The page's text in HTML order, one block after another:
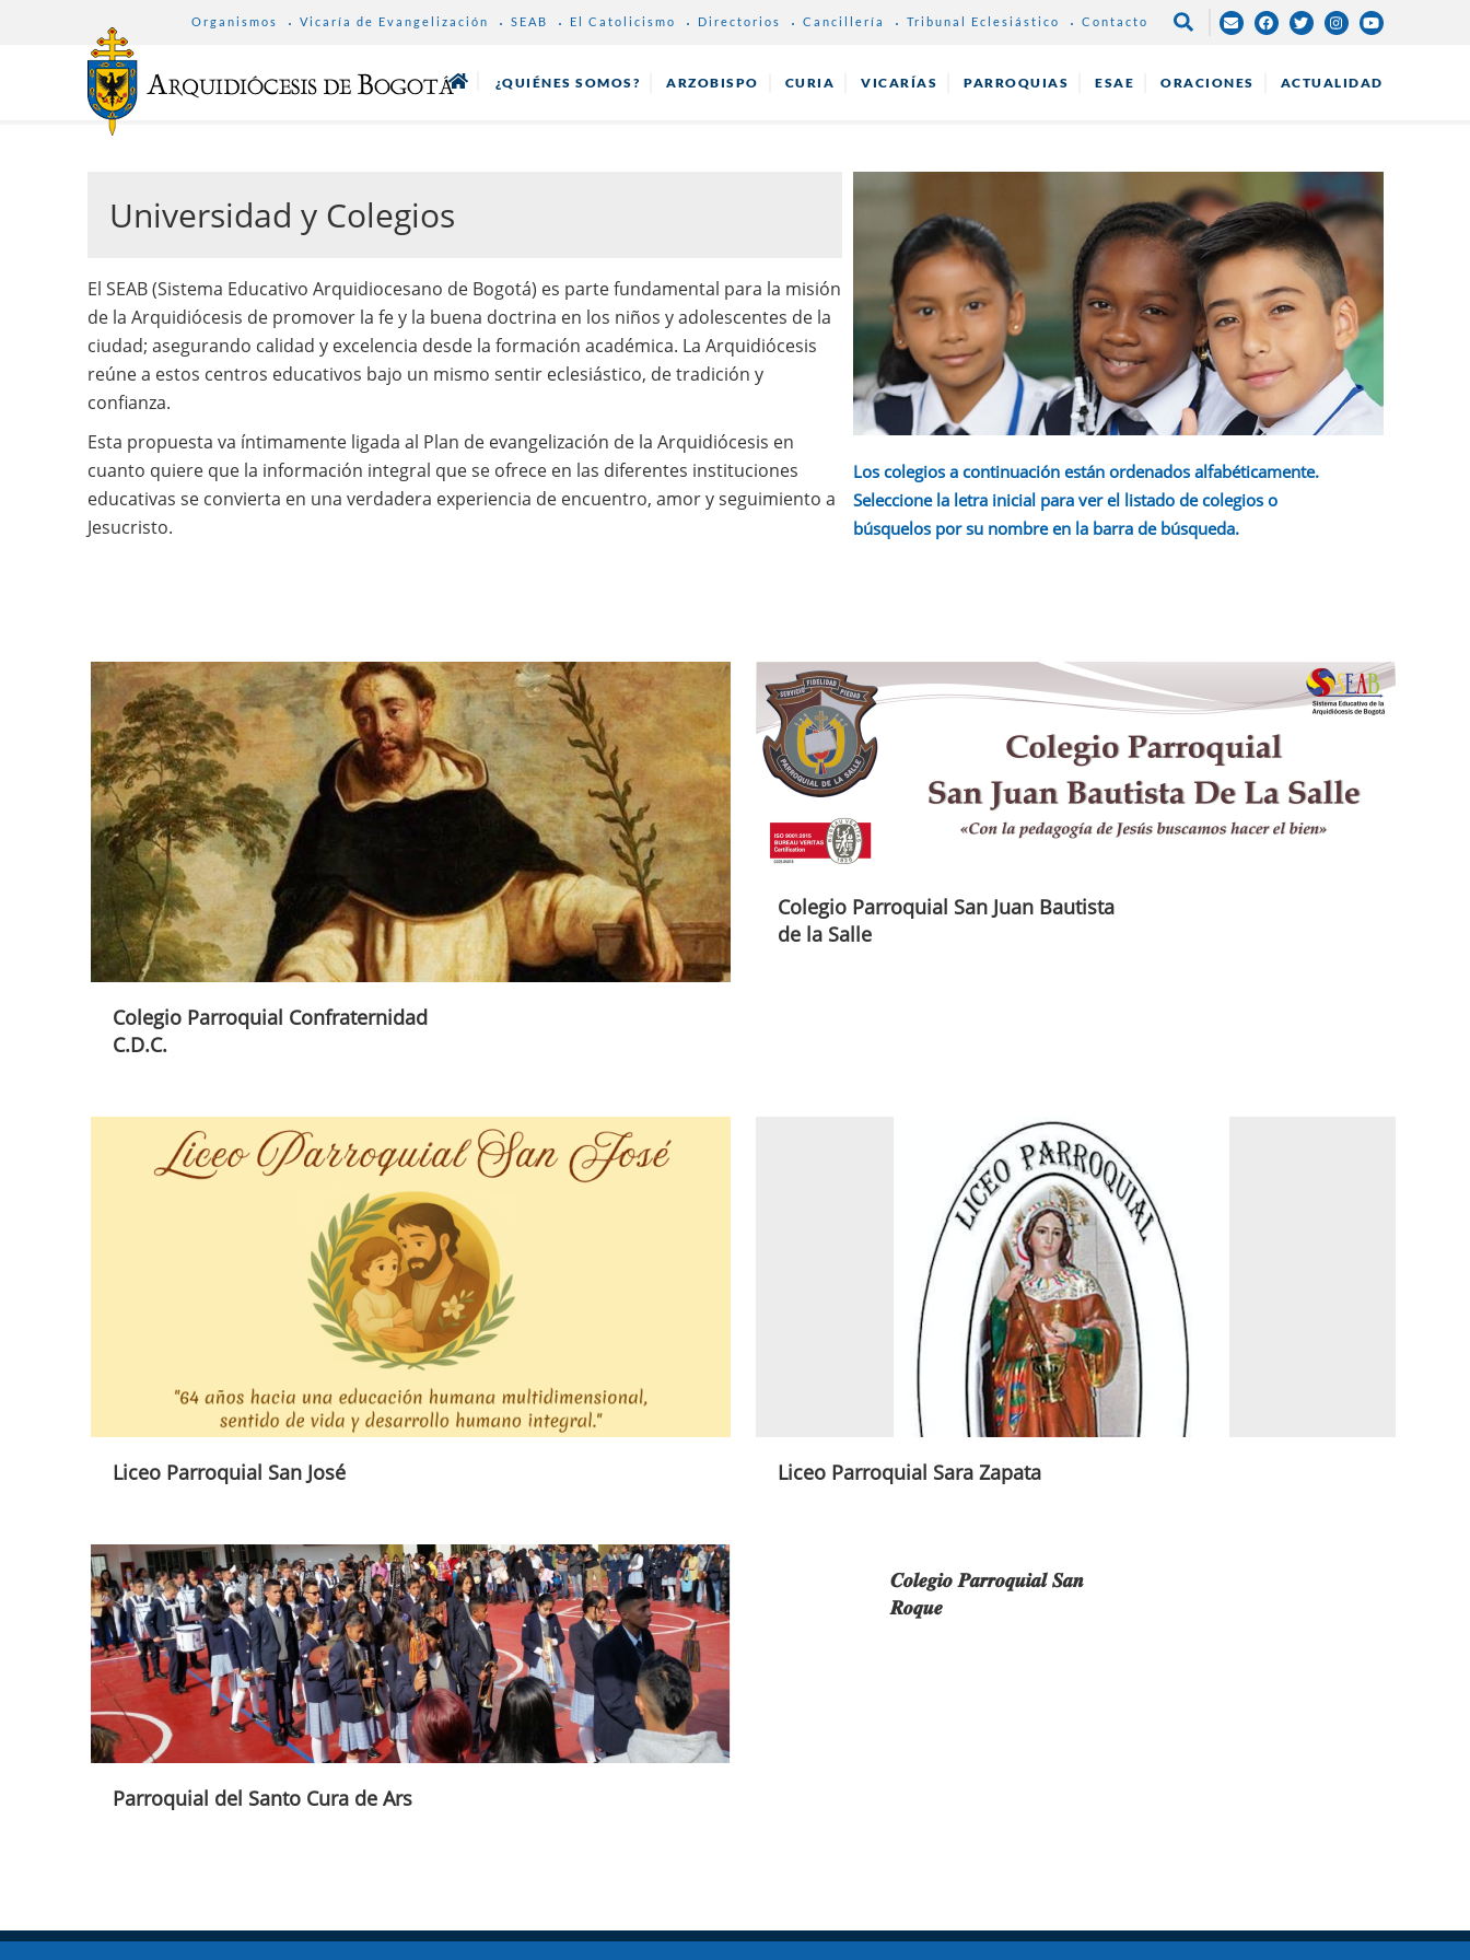
MENU
Organismos Vicaría de Evangelización SEAB El Catolicismo Directorios Cancillería Tribunal Eclesiástico Contacto
¿QUIÉNES SOMOS? ARZOBISPO CURIA VICARÍAS PARROQUIAS ESAE ORACIONES ACTUALIDAD
Universidad y Colegios
El SEAB (Sistema Educativo Arquidiocesano de Bogotá) es parte fundamental para la misión
de la Arquidiócesis de promover la fe y la buena doctrina en los niños y adolescentes de la
ciudad; asegurando calidad y excelencia desde la formación académica. La Arquidiócesis
reúne a estos centros educativos bajo un mismo sentir eclesiástico, de tradición y
confianza.
Esta propuesta va íntimamente ligada al Plan de evangelización de la Arquidiócesis en
cuanto quiere que la información integral que se ofrece en las diferentes instituciones
educativas se convierta en una verdadera experiencia de encuentro, amor y seguimiento a
Jesucristo.
Los colegios a continuación están ordenados alfabéticamente.
Seleccione la letra inicial para ver el listado de colegios o
búsquelos por su nombre en la barra de búsqueda.
Colegio Parroquial Confraternidad
C.D.C.
Colegio Parroquial San Juan Bautista
de la Salle
Liceo Parroquial San José Liceo Parroquial Sara Zapata
Parroquial del Santo Cura de Ars
𝑪𝒐𝒍𝒆𝒈𝒊𝒐 𝑷𝒂𝒓𝒓𝒐𝒒𝒖𝒊𝒂𝒍 𝑺𝒂𝒏
𝑹𝒐𝒒𝒖𝒆